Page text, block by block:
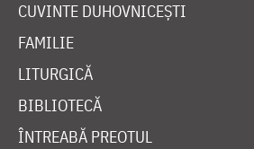
CUVINTE DUHOVNICEȘTI
FAMILIE
LITURGICĂ
BIBLIOTECĂ
ÎNTREABĂ PREOTUL